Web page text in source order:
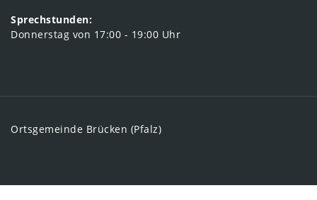
Sprechstunden:
Donnerstag von 17:00 - 19:00 Uhr
Ortsgemeinde Brücken (Pfalz)